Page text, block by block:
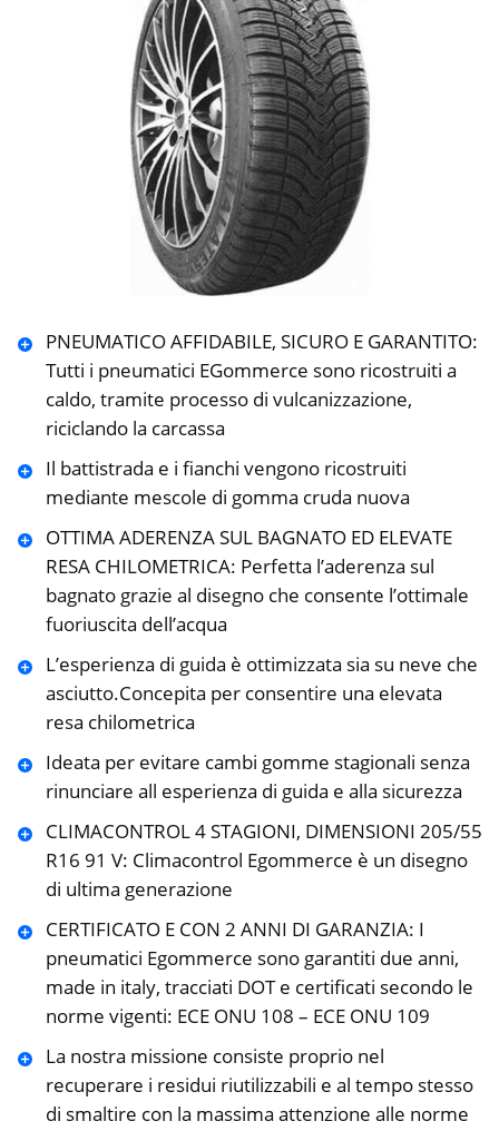
PNEUMATICO AFFIDABILE, SICURO E GARANTITO:
Tutti i pneumatici EGommerce sono ricostruiti a
caldo, tramite processo di vulcanizzazione,
riciclando la carcassa
Il battistrada e i fianchi vengono ricostruiti
mediante mescole di gomma cruda nuova
OTTIMA ADERENZA SUL BAGNATO ED ELEVATE
RESA CHILOMETRICA: ​Perfetta l’aderenza sul
bagnato grazie al disegno che consente l’ottimale
fuoriuscita dell’acqua
L’esperienza di guida è ottimizzata sia su neve che
asciutto.Concepita per consentire una elevata
resa chilometrica
Ideata per evitare cambi gomme stagionali senza
rinunciare all esperienza di guida e alla sicurezza
CLIMACONTROL 4 STAGIONI, DIMENSIONI 205/55
R16 91 V: Climacontrol Egommerce è un disegno
di ultima generazione
CERTIFICATO E CON 2 ANNI DI GARANZIA: I
pneumatici Egommerce sono garantiti due anni,
made in italy, tracciati DOT e certificati secondo le
norme vigenti: ECE ONU 108 – ECE ONU 109
La nostra missione consiste proprio nel
recuperare i residui riutilizzabili e al tempo stesso
di smaltire con la massima attenzione alle norme